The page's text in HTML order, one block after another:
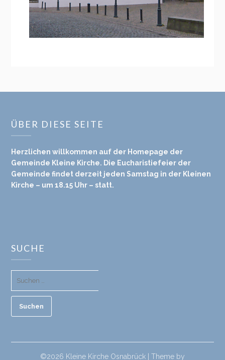
ÜBER DIESE SEITE
Herzlichen willkommen auf der Homepage der
Gemeinde Kleine Kirche. Die Eucharistiefeier der
Gemeinde findet derzeit jeden Samstag in der Kleinen
Kirche – um 18.15 Uhr – statt.
SUCHE
©2026 Kleine Kirche Osnabrück | Theme by